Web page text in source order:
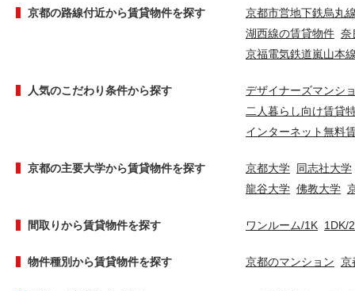
京都の路線付近から賃貸物件を探す
京都市営地下鉄烏丸
湖西線の賃貸物件 奈
京福電気鉄道嵐山本
人気のこだわり条件から探す
デザイナーズマンシ
二人暮らし向け賃貸
インターネット無料
京都の主要大学から賃貸物件を探す 京都大学 同志社大学
龍谷大学 佛教大学
間取りから賃貸物件を探す ワンルーム/1K 1DK/
物件種別から賃貸物件を探す 京都のマンション 京